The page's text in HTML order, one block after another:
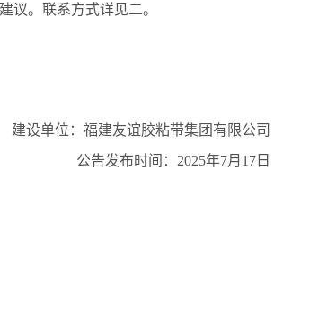
议。联系方式详见二。
建设单位： 福建友谊胶粘带集团有限公司
公告发布时间： 2025年7月 17日